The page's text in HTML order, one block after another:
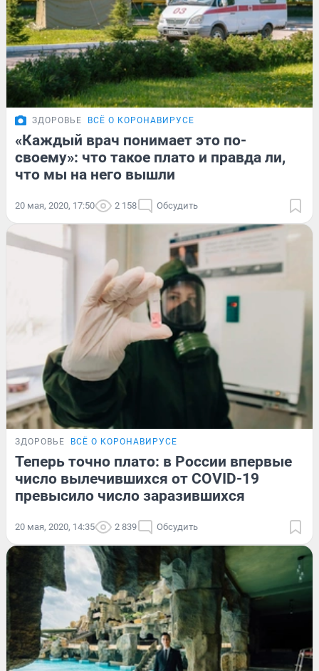
ЗДОРОВЬЕ ВСЁ О КОРОНАВИРУСЕ
«Каждый врач понимает это по-
своему»: что такое плато и правда ли,
что мы на него вышли
20 мая, 2020, 17:50 2 158 Обсудить
ЗДОРОВЬЕ ВСЁ О КОРОНАВИРУСЕ
Теперь точно плато: в России впервые
число вылечившихся от COVID-19
превысило число заразившихся
20 мая, 2020, 14:35 2 839 Обсудить